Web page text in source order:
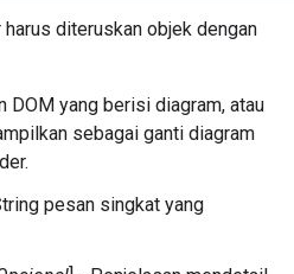
diteruskan objek dengan
DOM yang berisi diagram, atau
sebagai ganti diagram
pesan singkat yang